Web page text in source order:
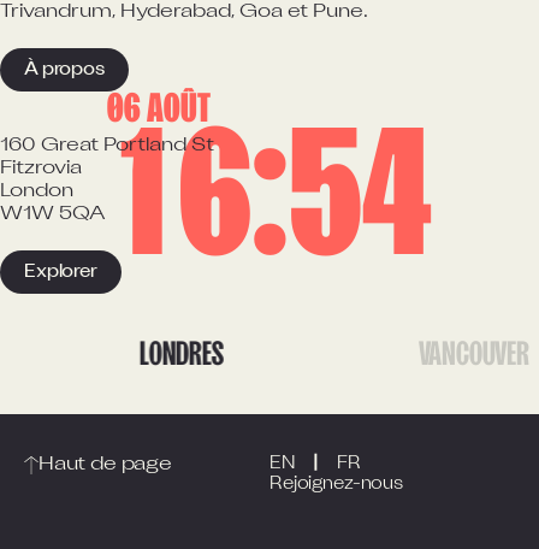
Trivandrum, Hyderabad, Goa et Pune.
À propos
160 Great Portland St
Fitzrovia
London
W1W 5QA
Explorer
06 AOÛT
16 54
LONDRES VANCOUVER
Haut de page
Rejoignez-nous
EN FR